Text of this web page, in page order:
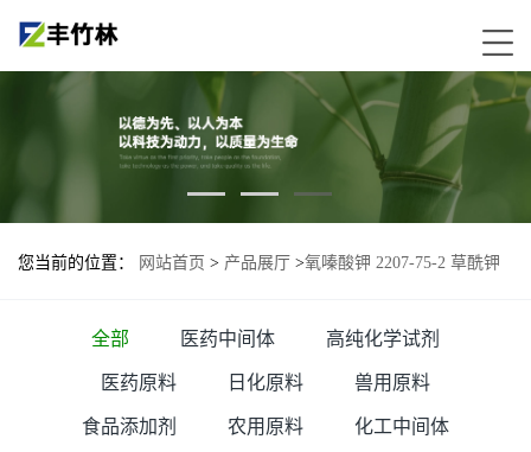
您当前的位置： 网站首页 > 产品展厅 >氧嗪酸钾 2207-75-2 草酰钾
全部 医药中间体 高纯化学试剂
医药原料 日化原料 兽用原料
食品添加剂 农用原料 化工中间体